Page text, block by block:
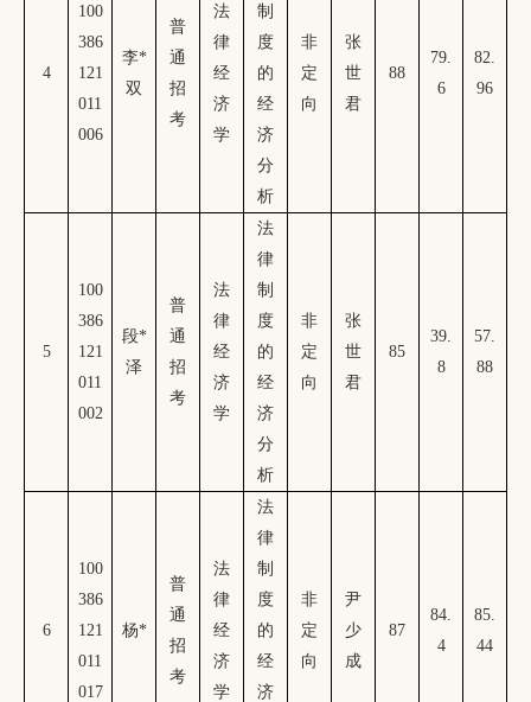
4
100
386
121
011
006
李*
双
普
通
招
考
法
律
经
济
学
制
度
的
经
济
分
析
非
定
向
张
世
君
88
79.
6
82.
96
5
100
386
121
011
002
段*
泽
普
通
招
考
法
律
经
济
学
法
律
制
度
的
经
济
分
析
非
定
向
张
世
君
85
39.
8
57.
88
6
100
386
121
011
017
杨*
普
通
招
考
法
律
经
济
学
法
律
制
度
的
经
济
非
定
向
尹
少
成
87
84.
4
85.
44